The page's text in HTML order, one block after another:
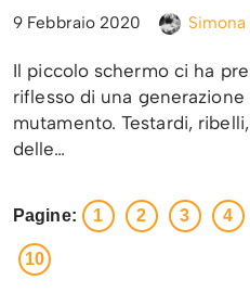
9 Febbraio 2020
Il piccolo schermo ci ha
riflesso di una
mutamento. Testardi,
delle…
Pagine: 1 2 3 4
10